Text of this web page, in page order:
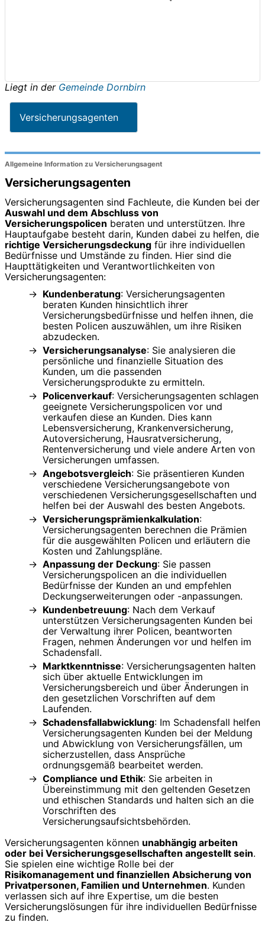
Liegt in der Gemeinde Dornbirn
Versicherungsagenten
Allgemeine Information zu Versicherungsagent
Versicherungsagenten
Versicherungsagenten sind Fachleute, die Kunden bei der
Auswahl und dem Abschluss von
Versicherungspolicen beraten und unterstützen. Ihre
Hauptaufgabe besteht darin, Kunden dabei zu helfen, die
richtige Versicherungsdeckung für ihre individuellen
Bedürfnisse und Umstände zu finden. Hier sind die
Haupttätigkeiten und Verantwortlichkeiten von
Versicherungsagenten:
Kundenberatung: Versicherungsagenten
beraten Kunden hinsichtlich ihrer
Versicherungsbedürfnisse und helfen ihnen, die
besten Policen auszuwählen, um ihre Risiken
abzudecken.
Versicherungsanalyse: Sie analysieren die
persönliche und finanzielle Situation des
Kunden, um die passenden
Versicherungsprodukte zu ermitteln.
Policenverkauf: Versicherungsagenten schlagen
geeignete Versicherungspolicen vor und
verkaufen diese an Kunden. Dies kann
Lebensversicherung, Krankenversicherung,
Autoversicherung, Hausratversicherung,
Rentenversicherung und viele andere Arten von
Versicherungen umfassen.
Angebotsvergleich: Sie präsentieren Kunden
verschiedene Versicherungsangebote von
verschiedenen Versicherungsgesellschaften und
helfen bei der Auswahl des besten Angebots.
Versicherungsprämienkalkulation:
Versicherungsagenten berechnen die Prämien
für die ausgewählten Policen und erläutern die
Kosten und Zahlungspläne.
Anpassung der Deckung: Sie passen
Versicherungspolicen an die individuellen
Bedürfnisse der Kunden an und empfehlen
Deckungserweiterungen oder -anpassungen.
Kundenbetreuung: Nach dem Verkauf
unterstützen Versicherungsagenten Kunden bei
der Verwaltung ihrer Policen, beantworten
Fragen, nehmen Änderungen vor und helfen im
Schadensfall.
Marktkenntnisse: Versicherungsagenten halten
sich über aktuelle Entwicklungen im
Versicherungsbereich und über Änderungen in
den gesetzlichen Vorschriften auf dem
Laufenden.
Schadensfallabwicklung: Im Schadensfall helfen
Versicherungsagenten Kunden bei der Meldung
und Abwicklung von Versicherungsfällen, um
sicherzustellen, dass Ansprüche
ordnungsgemäß bearbeitet werden.
Compliance und Ethik: Sie arbeiten in
Übereinstimmung mit den geltenden Gesetzen
und ethischen Standards und halten sich an die
Vorschriften des
Versicherungsaufsichtsbehörden.
Versicherungsagenten können unabhängig arbeiten
oder bei Versicherungsgesellschaften angestellt sein.
Sie spielen eine wichtige Rolle bei der
Risikomanagement und finanziellen Absicherung von
Privatpersonen, Familien und Unternehmen. Kunden
verlassen sich auf ihre Expertise, um die besten
Versicherungslösungen für ihre individuellen Bedürfnisse
zu finden.